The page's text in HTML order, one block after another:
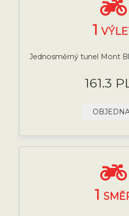
1
Jednosměrný tunel Mont
161.3
1